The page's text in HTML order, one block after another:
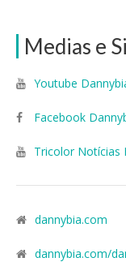
Medias e
Youtube
Facebook
Tricolor Notícias
dannybia.com
dannybia.com/